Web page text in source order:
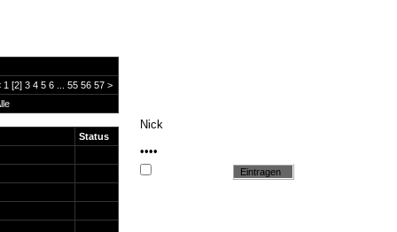
1 [2] 3 4 5 6 55 56 57 >
Status